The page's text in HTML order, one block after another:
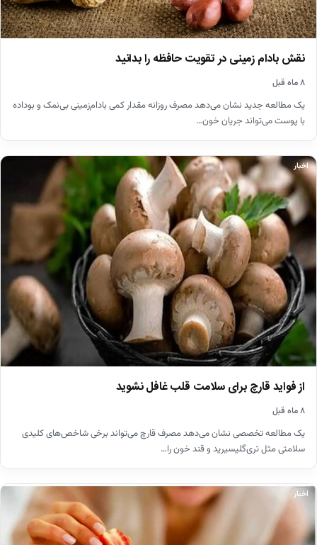
نقش بادام زمینی در تقویت حافظه را بدانید
۸ ماه قبل
یک مطالعه جدید نشان می‌دهد مصرف روزانه مقدار کمی بادام‌زمینی بی‌نمک و بوداده
با پوست می‌تواند جریان خون…
اخبار
از فواید قارچ برای سلامت قلب غافل نشوید
۸ ماه قبل
یک مطالعه تخصصی نشان می‌دهد مصرف قارچ می‌تواند برخی شاخص‌های کلیدی
سلامتی مثل تری‌گلیسیرید و قند خون را…
اخبار